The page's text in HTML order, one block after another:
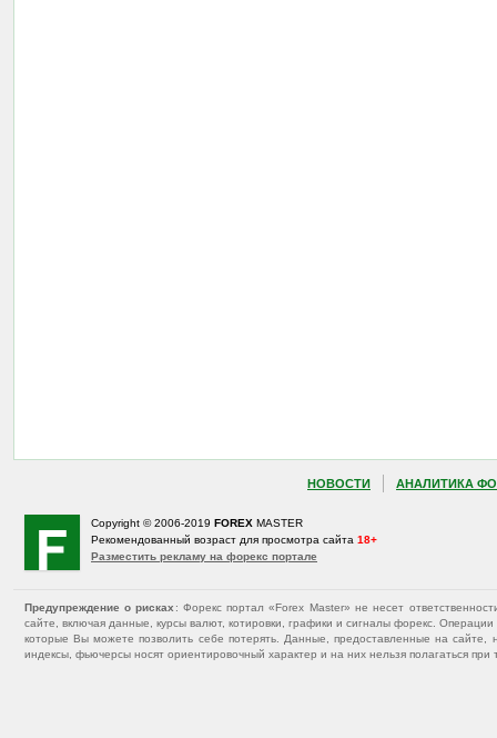
НОВОСТИ АНАЛИТИКА
Copyright © 2006-2019 FOREX MASTER
Рекомендованный возраст для просмотра сайта 18+
Разместить рекламу на форекс портале
Предупреждение о рисках : Форекс портал «Forex Master» не несет
сайте, включая данные, курсы валют, котировки, графики и сигналы форекс.
которые Вы можете позволить себе потерять. Данные, предоставленные на
индексы, фьючерсы носят ориентировочный характер и на них нельзя полагаться при